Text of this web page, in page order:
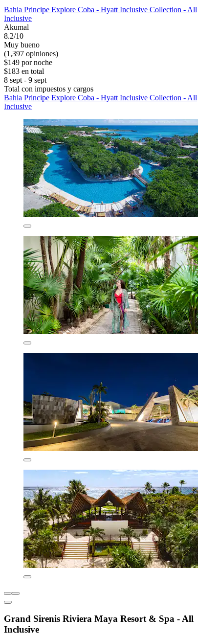
Bahia Principe Explore Coba - Hyatt Inclusive Collection - All
Inclusive
Akumal
8.2/10
Muy bueno
(1,397 opiniones)
$149 por noche
$183 en total
8 sept - 9 sept
Total con impuestos y cargos
Bahia Principe Explore Coba - Hyatt Inclusive Collection - All
Inclusive
Grand Sirenis Riviera Maya Resort & Spa - All
Inclusive